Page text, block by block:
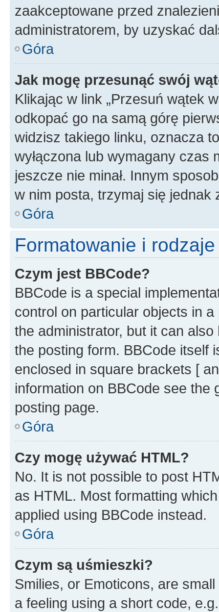
zaakceptowane przed
administratorem, by uzyskać
Góra
Jak mogę przesunąć swój
Klikając w link „Przesuń wątek
odkopać go na samą górę
widzisz takiego linku, oznacza
wyłączona lub wymagany czas
jeszcze nie minał. Innym
w nim posta, trzymaj się jednak
Góra
Formatowanie i
Czym jest BBCode?
BBCode is a special
control on particular objects in
the administrator, but it can
the posting form. BBCode itself
enclosed in square brackets [
information on BBCode see
posting page.
Góra
Czy mogę używać HTML?
No. It is not possible to post
as HTML. Most formatting
applied using BBCode instead.
Góra
Czym są uśmieszki?
Smilies, or Emoticons, are
a feeling using a short code,